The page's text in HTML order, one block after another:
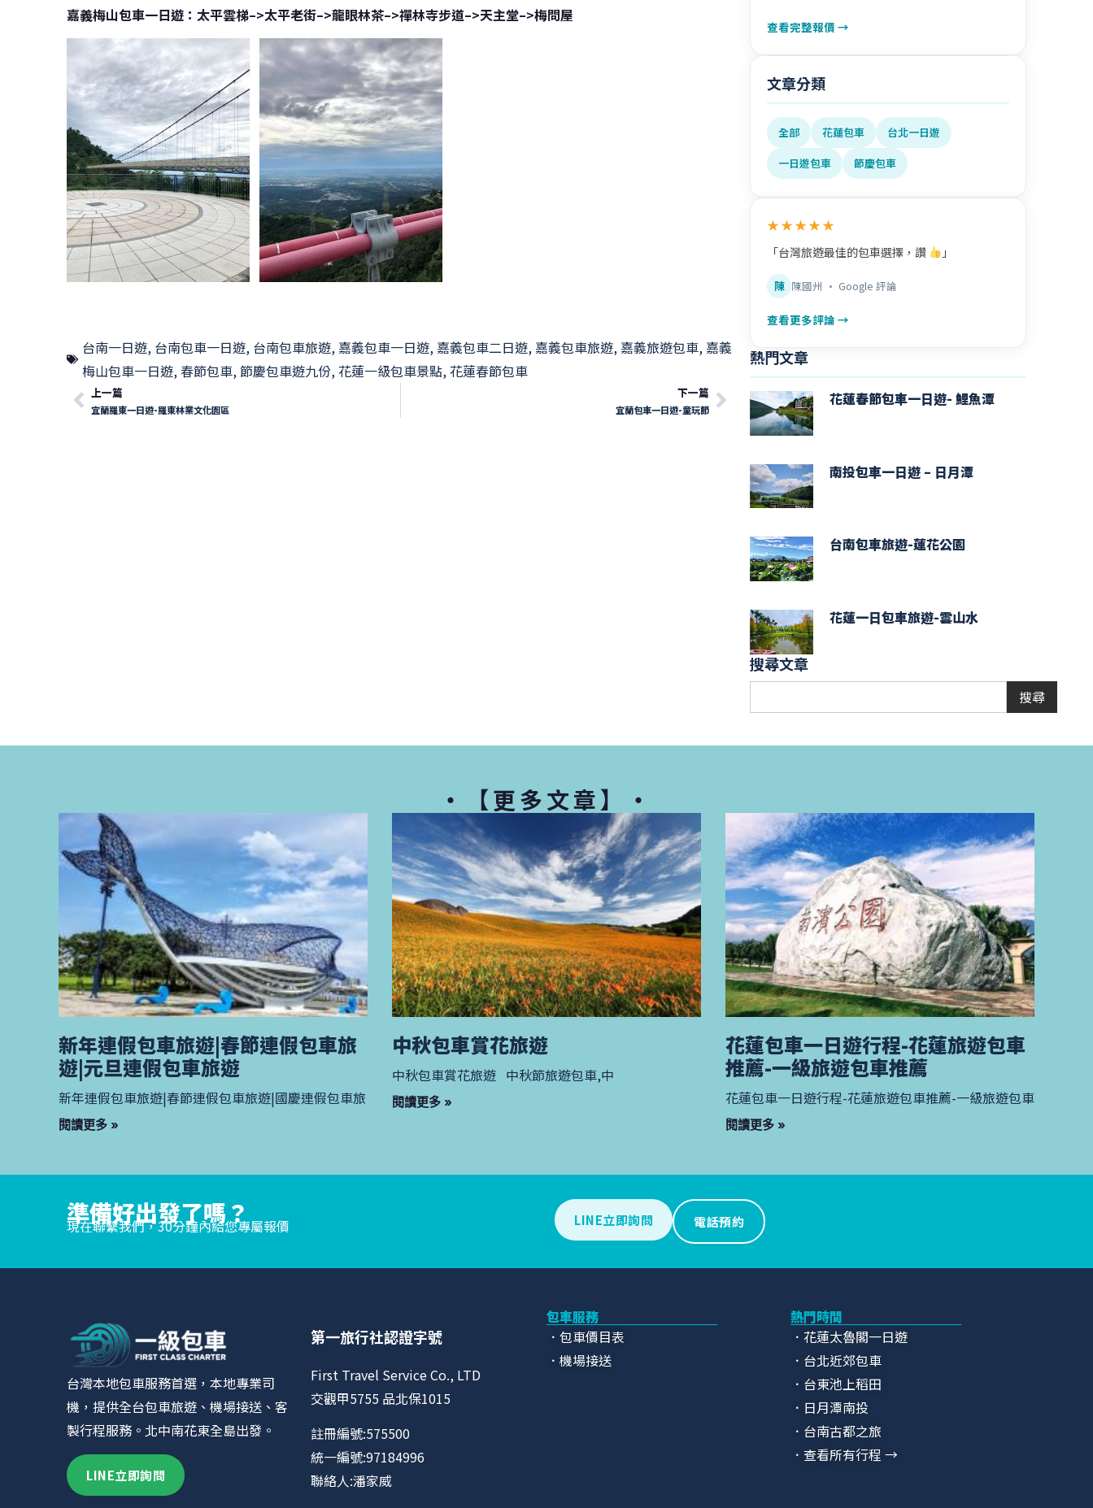
嘉義梅山包車一日遊：太平雲梯–>太平老街–>龍眼林茶–>禪林寺步道–>天主堂–>梅問屋
台南一日遊, 台南包車一日遊, 台南包車旅遊, 嘉義包車一日遊, 嘉義包車二日遊, 嘉義包車旅遊, 嘉義旅遊包車, 嘉義
梅山包車一日遊, 春節包車, 節慶包車遊九份, 花蓮一級包車景點, 花蓮春節包車
上一篇
宜蘭羅東一日遊-羅東林業文化園區
下一篇
宜蘭包車一日遊-童玩節
查看完整報價 →
文章分類
全部 花蓮包車
台北一日遊
一日遊包車
節慶包車
★★★★★
「台灣旅遊最佳的包車選擇，讚 」
陳 陳國州 · Google 評論
查看更多評論 →
熱門文章
花蓮春節包車一日遊- 鯉魚潭
南投包車一日遊 – 日月潭
台南包車旅遊-蓮花公園
花蓮一日包車旅遊-雲山水
搜尋文章
搜尋
・【更多文章】・
新年連假包車旅遊|春節連假包車旅
遊|元旦連假包車旅遊
新年連假包車旅遊|春節連假包車旅遊|國慶連假包車旅
閱讀更多 »
中秋包車賞花旅遊
中秋包車賞花旅遊 中秋節旅遊包車,中
閱讀更多 »
花蓮包車一日遊行程-花蓮旅遊包車
推薦-一級旅遊包車推薦
花蓮包車一日遊行程-花蓮旅遊包車推薦-一級旅遊包車
閱讀更多 »
準備好出發了嗎？
現在聯繫我們，30分鐘內給您專屬報價 LINE立即詢問 電話預約
台灣本地包車服務首選，本地專業司
機，提供全台包車旅遊、機場接送、客
製行程服務。北中南花東全島出發。
LINE立即詢問
第一旅行社認證字號
First Travel Service Co., LTD
交觀甲5755 品北保1015
註冊編號:575500
統一編號:97184996
聯絡人:潘家威
包車服務
．包車價目表
．機場接送
熱門時間
．花蓮太魯閣一日遊
．台北近郊包車
．台東池上稻田
．日月潭南投
．台南古都之旅
．查看所有行程 →